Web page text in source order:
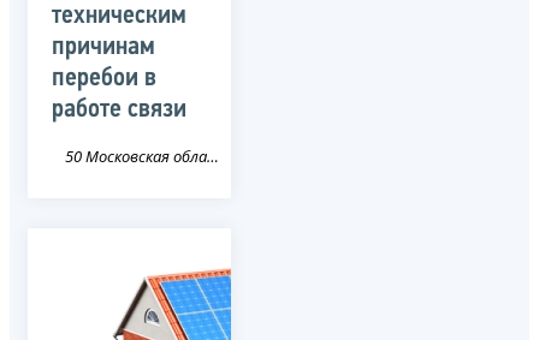
техническим
причинам
перебои в
работе связи
50 Московская область